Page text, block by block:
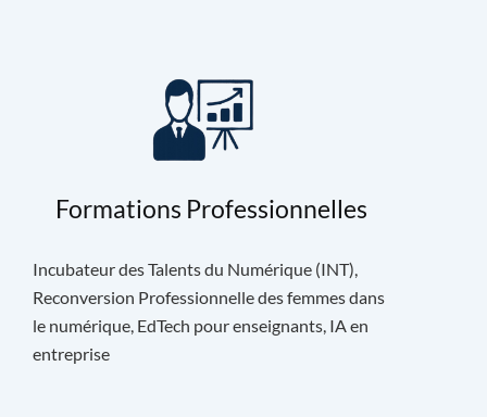
Formations Professionnelles
Incubateur des Talents du Numérique (INT),
Reconversion Professionnelle des femmes dans
le numérique, EdTech pour enseignants, IA en
entreprise